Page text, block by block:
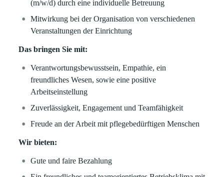
(m/w/d) durch eine individuelle Betreuung
Mitwirkung bei der Organisation von verschiedenen
Veranstaltungen der Einrichtung
Das bringen Sie mit:
Verantwortungsbewusstsein, Empathie, ein
freundliches Wesen, sowie eine positive
Arbeitseinstellung
Zuverlässigkeit, Engagement und Teamfähigkeit
Freude an der Arbeit mit pflegebedürftigen Menschen
Wir bieten:
Gute und faire Bezahlung